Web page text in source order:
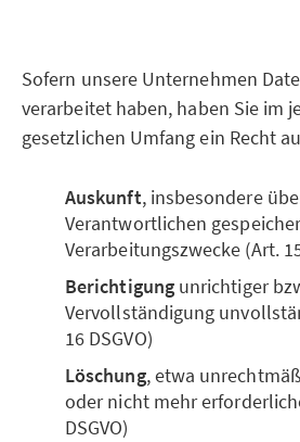
Sofern unsere Unternehmen
verarbeitet haben, haben Sie im
gesetzlichen Umfang ein Recht
Auskunft, insbesondere
Verantwortlichen
Verarbeitungszwecke (Art.
Berichtigungunrichtiger
Vervollständigung
16 DSGVO)
Löschung, etwa
oder nicht mehr
DSGVO)